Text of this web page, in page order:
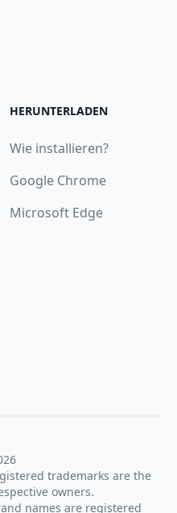
HERUNTERLADEN
Wie installieren?
Google Chrome
Microsoft Edge
trademarks are the
owners.
names are registered